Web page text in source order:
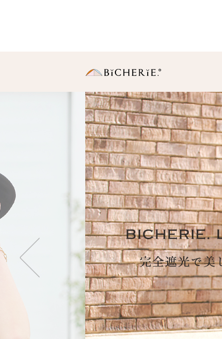
日傘
長傘
・Sサイズ（親骨
中棒伸縮タイプの使い
りサイズ。
・Ｍサイズ(親骨
一般的に使われている
同サイズ。
折りたたみ傘
・2段タイプ(親骨
折りたたむのが楽で長
も持てます。
・3段タイプ(親骨
最もコンパクトになり
ず閉じて持てます。